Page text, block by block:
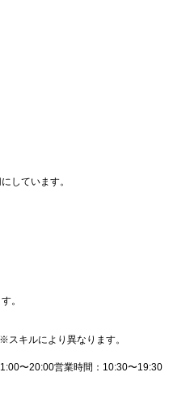
しています。
。
キルにより異なります。
〜20:00営業時間：10:30〜19:30